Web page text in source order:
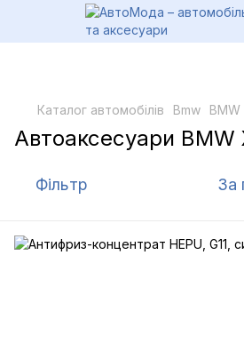
Каталог автомобілів Bmw BMW
Автоаксесуари BMW
Фільтр За